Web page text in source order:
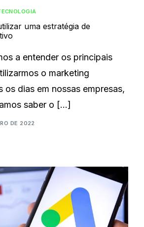
uma estratégia de
a entender os principais
o marketing
os dias em nossas empresas,
saber o […]
DE 2022